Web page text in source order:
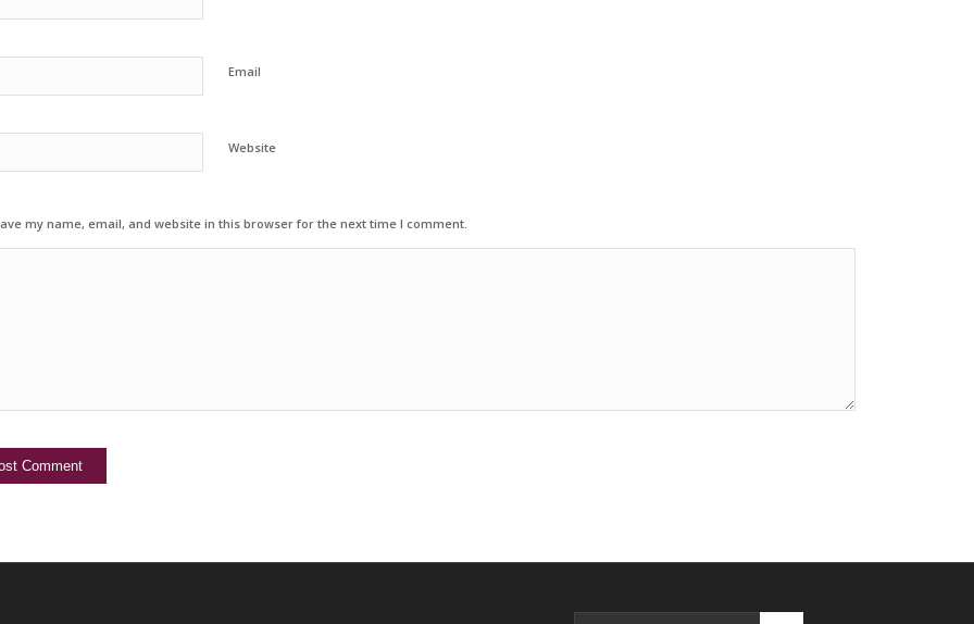
Email
Website
my name, email, and website in this browser for the next time I comment.